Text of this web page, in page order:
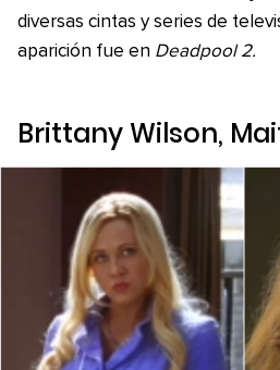
diversas cintas y series de
aparición fue en Deadpool 2.
Brittany Wilson,